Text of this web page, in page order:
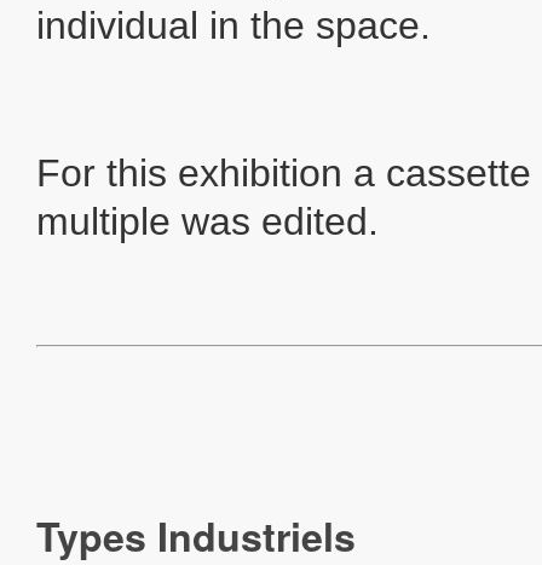
individual in the space.
For this exhibition a
multiple was edited.
Types Industriels